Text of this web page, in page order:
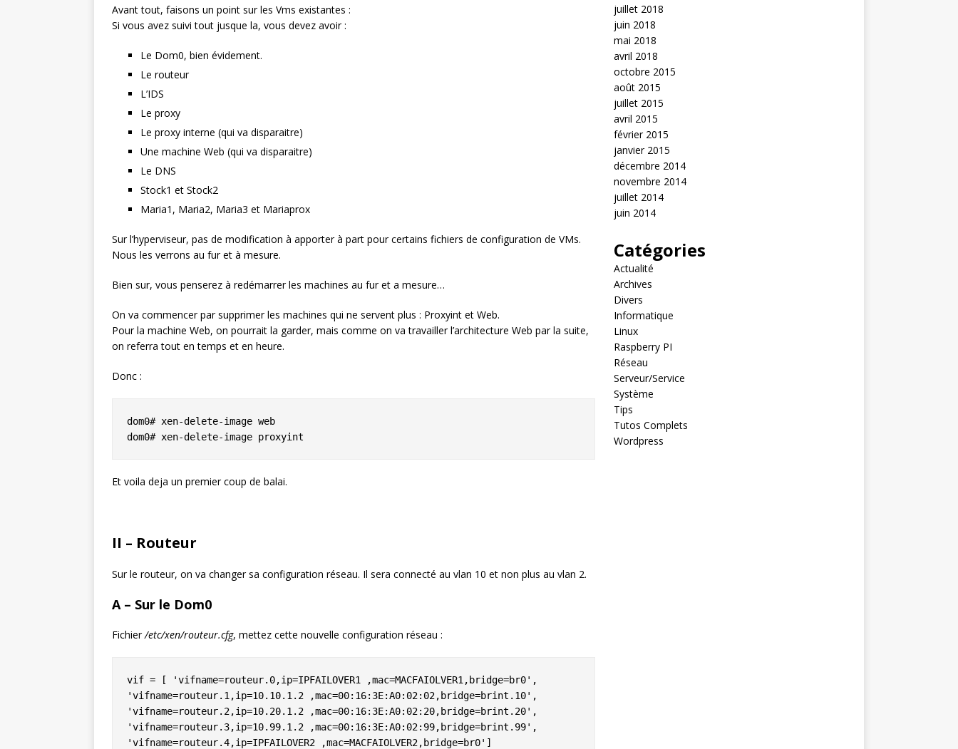
Avant tout, faisons un point sur les Vms existantes :
Si vous avez suivi tout jusque la, vous devez avoir :
Le Dom0, bien évidement.
Le routeur
L’IDS
Le proxy
Le proxy interne (qui va disparaitre)
Une machine Web (qui va disparaitre)
Le DNS
Stock1 et Stock2
Maria1, Maria2, Maria3 et Mariaprox
Sur l’hyperviseur, pas de modification à apporter à part pour certains fichiers de configuration de VMs.
Nous les verrons au fur et à mesure.
Bien sur, vous penserez à redémarrer les machines au fur et a mesure…
On va commencer par supprimer les machines qui ne servent plus : Proxyint et Web.
Pour la machine Web, on pourrait la garder, mais comme on va travailler l’architecture Web par la suite,
on referra tout en temps et en heure.
Donc :
dom0# xen-delete-image web
dom0# xen-delete-image proxyint
Et voila deja un premier coup de balai.
II – Routeur
Sur le routeur, on va changer sa configuration réseau. Il sera connecté au vlan 10 et non plus au vlan 2.
A – Sur le Dom0
Fichier/etc/xen/routeur.cfg, mettez cette nouvelle configuration réseau :
vif = [ 'vifname=routeur.0,ip=IPFAILOVER1 ,mac=MACFAIOLVER1,bridge=br0',
'vifname=routeur.1,ip=10.10.1.2 ,mac=00:16:3E:A0:02:02,bridge=brint.10',
'vifname=routeur.2,ip=10.20.1.2 ,mac=00:16:3E:A0:02:20,bridge=brint.20',
'vifname=routeur.3,ip=10.99.1.2 ,mac=00:16:3E:A0:02:99,bridge=brint.99',
'vifname=routeur.4,ip=IPFAILOVER2 ,mac=MACFAIOLVER2,bridge=br0']
juillet 2018
juin 2018
mai 2018
avril 2018
octobre 2015
août 2015
juillet 2015
avril 2015
février 2015
janvier 2015
décembre 2014
novembre 2014
juillet 2014
juin 2014
Catégories
Actualité
Archives
Divers
Informatique
Linux
Raspberry PI
Réseau
Serveur/Service
Système
Tips
Tutos Complets
Wordpress